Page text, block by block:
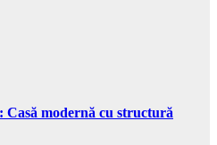
modernă cu structură